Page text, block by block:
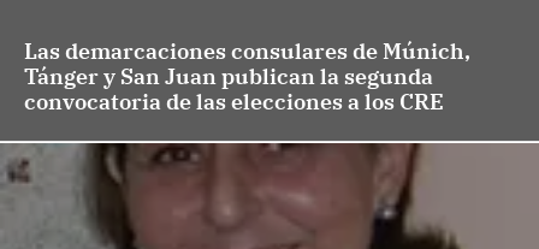
Las demarcaciones consulares de Múnich,
Tánger y San Juan publican la segunda
convocatoria de las elecciones a los CRE